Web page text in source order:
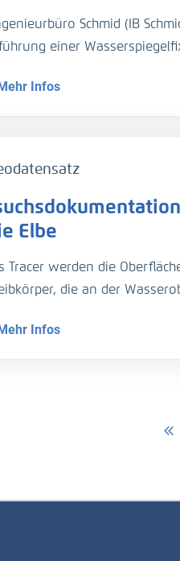
Schmid (IB
einer
der Flussachse von
sollten
waren nahezu
Infos
Elbe
Tracer werden die
die an der
ist die Strömung mit dem
Infos